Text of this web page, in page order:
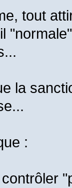
tout
la
: